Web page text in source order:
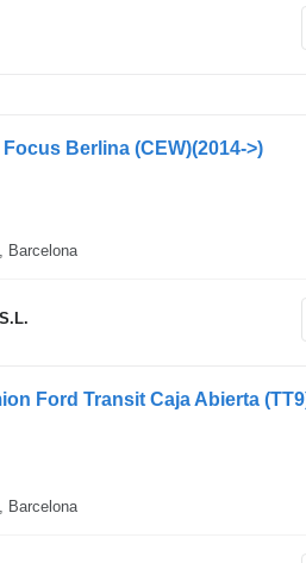
Berlina (CEW)(2014->)
Barcelona
Ford Transit Caja Abierta
Barcelona